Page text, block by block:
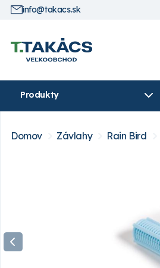
info@takacs.sk
Produkty
Domov Závlahy Rain Bird